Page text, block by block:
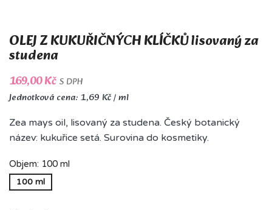
OLEJ Z KUKUŘIČNÝCH KLÍČKŮ lisovaný za
studena
169,00 Kč S DPH
Jednotková cena: 1,69 Kč / ml
Zea mays oil, lisovaný za studena. Český botanický
název: kukuřice setá. Surovina do kosmetiky.
Objem: 100 ml
100 ml